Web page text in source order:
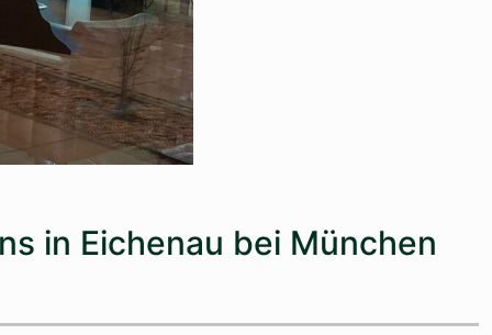
in Eichenau bei München